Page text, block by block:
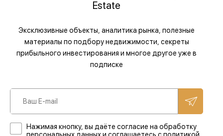
Estate
Эксклюзивные объекты, аналитика рынка, полезные
материалы по подбору недвижимости, секреты
прибыльного инвестирования и многое другое уже в
подписке
Нажимая кнопку, вы даёте согласие на обработку